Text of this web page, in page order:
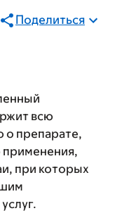
Поделиться
всю
препарате,
применения,
при которых